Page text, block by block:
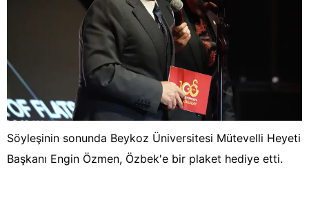
Söyleşinin sonunda Beykoz Üniversitesi Mütevelli Heyeti
Başkanı Engin Özmen, Özbek'e bir plaket hediye etti.